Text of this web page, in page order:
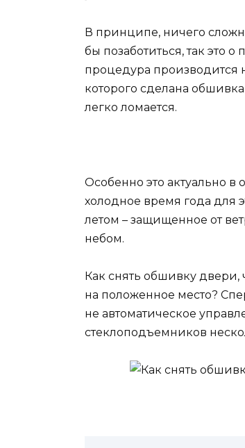
В принципе, ничего
бы позаботиться, так это
процедура производится
которого сделана
легко ломается.
Особенно это актуально
холодное время года для
летом – защищенное от
небом.
Как снять обшивку двери,
на положенное место?
не автоматическое
стеклоподъемников